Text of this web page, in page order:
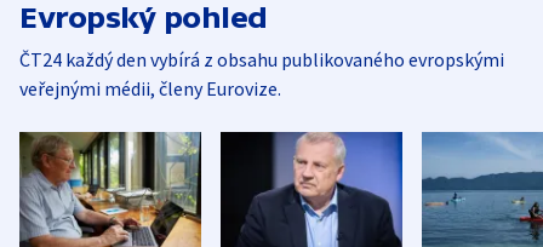
Evropský pohled
ČT24 každý den vybírá z obsahu publikovaného evropskými
veřejnými médii, členy Eurovize.